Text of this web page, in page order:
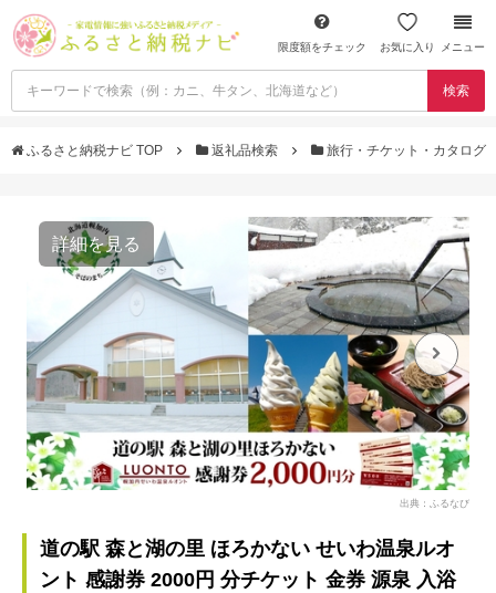
限度額をチェック お気に入り メニュー
検索
ふるさと納税ナビ TOP 返礼品検索 旅行・チケット・カタログ
詳細を見る
出典：ふるなび
道の駅 森と湖の里 ほろかない せいわ温泉ルオ
ント 感謝券 2000円 分チケット 金券 源泉 入浴